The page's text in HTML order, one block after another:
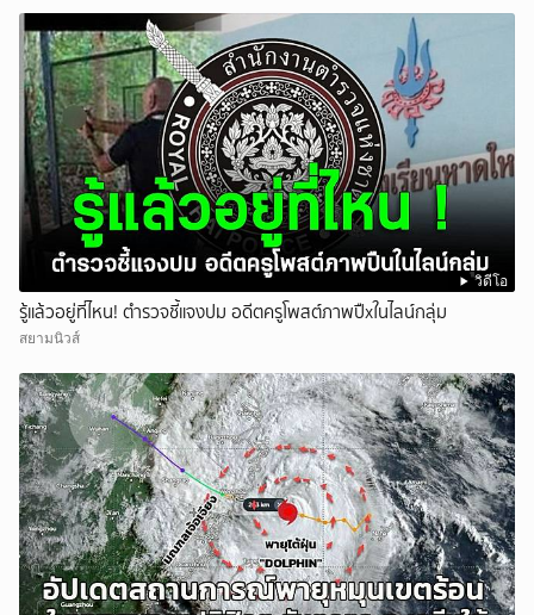
วิดีโอ
รู้แล้วอยู่ที่ไหน! ตำรวจชี้แจงปม อดีตครูโพสต์ภาพปืxในไลน์กลุ่ม
สยามนิวส์